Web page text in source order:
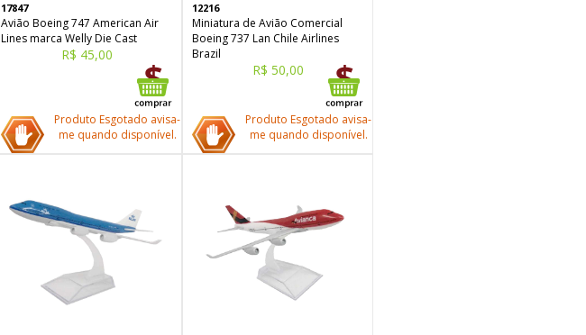
17847
Avião Boeing 747 American Air
Lines marca Welly Die Cast
R$ 45,00
Produto Esgotado avisa-
me quando disponível.
12216
Miniatura de Avião Comercial
Boeing 737 Lan Chile Airlines
Brazil
R$ 50,00
Produto Esgotado avisa-
me quando disponível.